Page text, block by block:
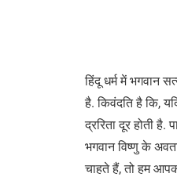
हिंदू धर्म में भगवान
है. किवंदति है कि,
द्ररिता दूर होती है.
भगवान विष्णु के
चाहते हैं, तो हम